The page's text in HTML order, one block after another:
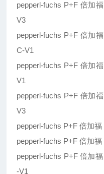
pepperl-fuchs P+F 倍
V3
pepperl-fuchs P+F 倍
C-V1
pepperl-fuchs P+F 倍
V1
pepperl-fuchs P+F 倍
V3
pepperl-fuchs P+F 倍加
pepperl-fuchs P+F 倍加
pepperl-fuchs P+F 倍
-V1